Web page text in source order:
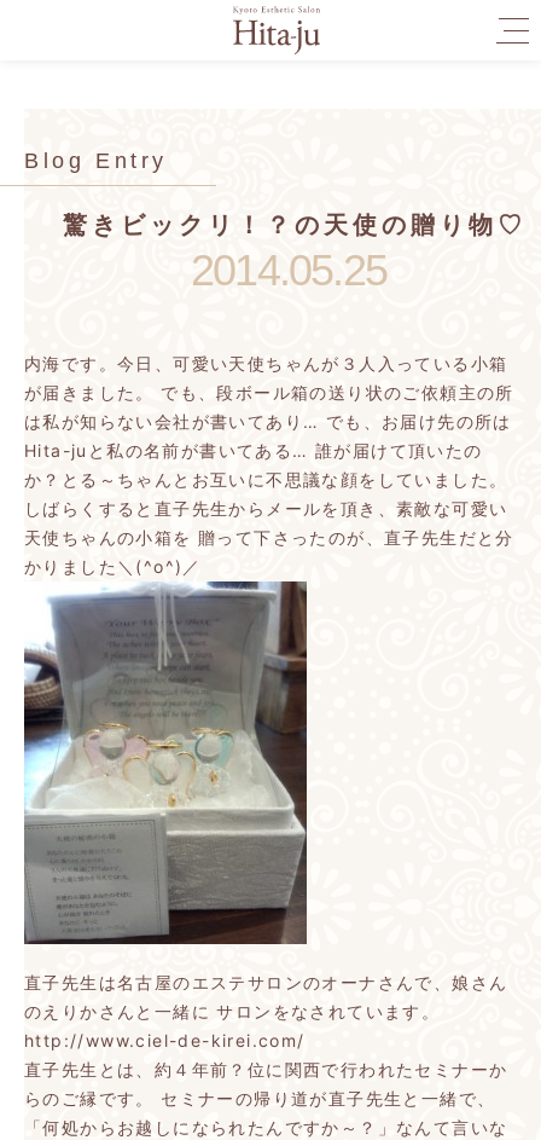
Blog Entry
驚きビックリ！？の天使の贈り物♡
2014.05.25
内海です。今日、可愛い天使ちゃんが３人入っている小箱
が届きました。
でも、段ボール箱の送り状のご依頼主の所
は私が知らない会社が書いてあり… でも、お届け先の所は
Hita-juと私の名前が書いてある… 誰が届けて頂いたの
か？とる～ちゃんとお互いに不思議な顔をしていました。
しばらくすると直子先生からメールを頂き、素敵な可愛い
天使ちゃんの小箱を 贈って下さったのが、直子先生だと分
かりました＼(^o^)／
直子先生は名古屋のエステサロンのオーナさんで、娘さん
のえりかさんと一緒に サロンをなされています。
http://www.ciel-de-kirei.com/
直子先生とは、約４年前？位に関西で行われたセミナーか
らのご縁です。
セミナーの帰り道が直子先生と一緒で、
「何処からお越しになられたんですか～？」なんて言いな